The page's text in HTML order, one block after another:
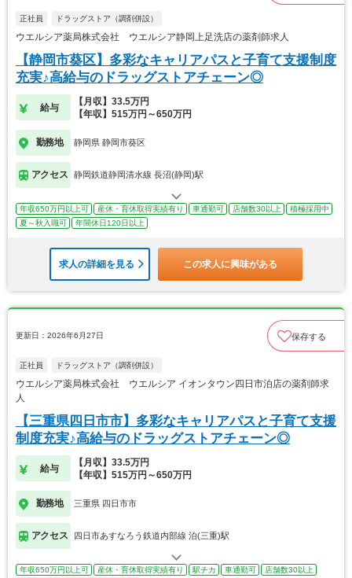
正社員 ドラッグストア（調剤併設）
ウエルシア薬局株式会社 ウエルシア静岡上足洗店の薬剤師求人
【静岡市葵区】多彩なキャリアパスと子育て支援制度
充実♪高給与のドラッグストアチェーン◎
給与
【月収】33.5万円
【年収】515万円～650万円
勤務地 静岡県 静岡市葵区
アクセス 静岡鉄道静岡清水線 長沼(静岡)駅
年収650万円以上可 産休・育休取得実績有り 車通勤可 店舗数30以上
積極採用中
夏～秋入職可
年間休日120日以上
求人の詳細を見る この求人に興味がある
更新日：2026年6月27日 保存する
正社員 ドラッグストア（調剤併設）
ウエルシア薬局株式会社 ウエルシア イオンタウン四日市泊店の薬剤師求
人
【三重県四日市市】多彩なキャリアパスと子育て支援
制度充実♪高給与のドラッグストアチェーン◎
給与
【月収】33.5万円
【年収】515万円～650万円
勤務地 三重県 四日市市
アクセス 四日市あすなろう鉄道内部線 泊(三重)駅
年収650万円以上可 産休・育休取得実績有り 駅チカ 車通勤可
店舗数30以上